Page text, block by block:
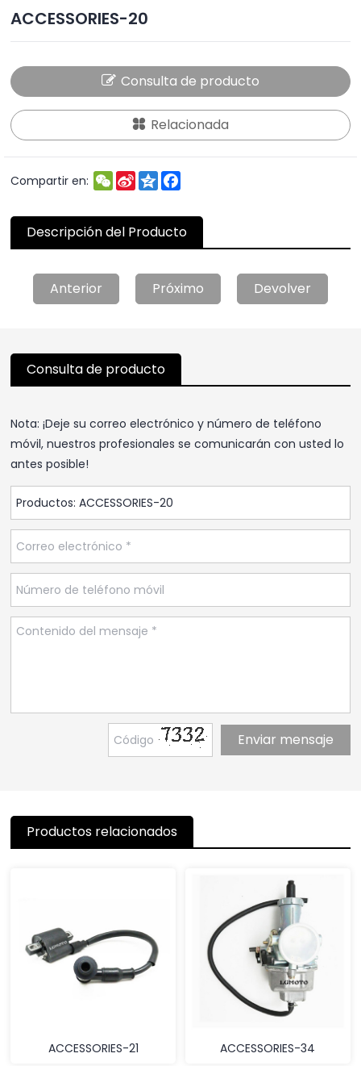
ACCESSORIES-20
Consulta de producto
Relacionada
Compartir en: WeChat
Sina
Weibo
Qzone
Descripción del Producto
Anterior Próximo Devolver
Consulta de producto
Nota: ¡Deje su correo electrónico y número de teléfono
móvil, nuestros profesionales se comunicarán con usted lo
antes posible!
Productos relacionados
ACCESSORIES-21 ACCESSORIES-34